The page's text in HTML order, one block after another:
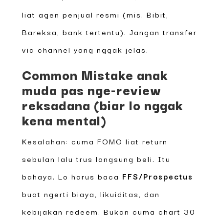
liat agen penjual resmi (mis. Bibit,
Bareksa, bank tertentu). Jangan transfer
via channel yang nggak jelas.
Common Mistake anak
muda pas nge-review
reksadana (biar lo nggak
kena mental)
Kesalahan: cuma FOMO liat return
sebulan lalu trus langsung beli. Itu
bahaya. Lo harus baca FFS/Prospectus
buat ngerti biaya, likuiditas, dan
kebijakan redeem. Bukan cuma chart 30